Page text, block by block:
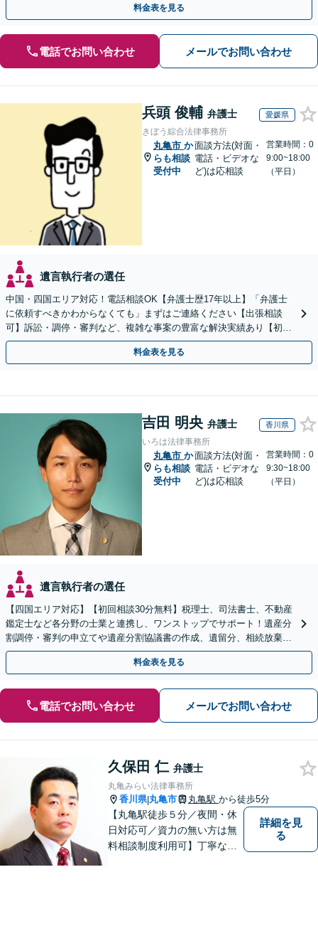
料金表を見る
電話でお問い合わせ メールでお問い合わせ
兵頭 俊輔 弁護士 愛媛県
きぼう綜合法律事務所
丸亀市 か
らも相談
受付中
面談方法(対面・
電話・ビデオな
ど)は応相談
営業時間：0
9:00~18:00
（平日）
遺言執行者の選任
中国・四国エリア対応！電話相談OK【弁護士歴17年以上】「弁護士
に依頼すべきかわからなくても」まずはご連絡ください【出張相談
可】訴訟・調停・審判など、複雑な事案の豊富な解決実績あり【初回
相談無料】初回面談のみで解決できるケースもあります
料金表を見る
吉田 明央 弁護士 香川県
いろは法律事務所
丸亀市 か
らも相談
受付中
面談方法(対面・
電話・ビデオな
ど)は応相談
営業時間：0
9:30~18:00
（平日）
遺言執行者の選任
【四国エリア対応】【初回相談30分無料】税理士、司法書士、不動産
鑑定士など各分野の士業と連携し、ワンストップでサポート！遺産分
割調停・審判の申立てや遺産分割協議書の作成、遺留分、相続放棄、
遺言書など幅広いご相談に対応【オンライン面談OK】
料金表を見る
電話でお問い合わせ メールでお問い合わせ
久保田 仁 弁護士
丸亀みらい法律事務所
香川県|丸亀市 丸亀駅 から徒歩5分
【丸亀駅徒歩５分／夜間・休
日対応可／資力の無い方は無
料相談制度利用可】丁寧な対
詳細を見
る